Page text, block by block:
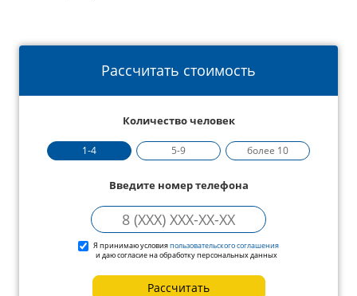
Рассчитать стоимость
Количество человек
1-4 5-9 более 10
Введите номер телефона
Я принимаю условияпользовательского соглашения
и даю согласие на обработку персональных данных
Рассчитать